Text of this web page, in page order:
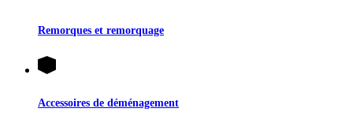
Remorques et remorquage
Accessoires de déménagement